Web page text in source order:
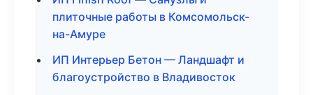
плиточные работы в Комсомольск-
на-Амуре
ИП Интерьер Бетон — Ландшафт и
благоустройство в Владивосток